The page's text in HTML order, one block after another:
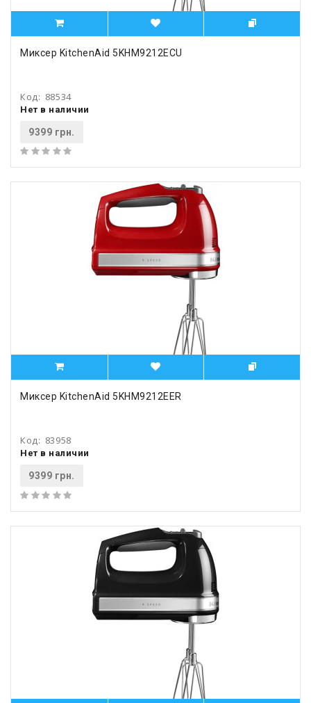
Миксер KitchenAid 5KHM9212ECU
Код: 88534
Нет в наличии
9399 грн.
Миксер KitchenAid 5KHM9212EER
Код: 83958
Нет в наличии
9399 грн.